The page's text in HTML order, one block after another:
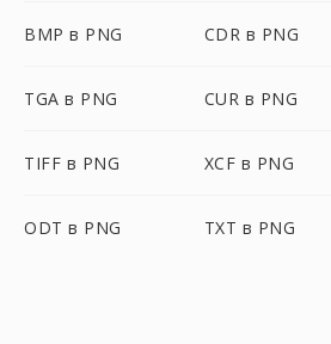
BMP в PNG CDR в PNG
TGA в PNG CUR в PNG
TIFF в PNG XCF в PNG
ODT в PNG TXT в PNG